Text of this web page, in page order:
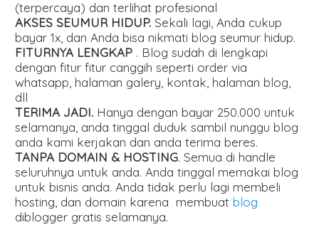
(terpercaya) dan terlihat profesional
AKSES SEUMUR HIDUP. Sekali lagi, Anda cukup
bayar 1x, dan Anda bisa nikmati blog seumur hidup.
FITURNYA LENGKAP . Blog sudah di lengkapi
dengan fitur fitur canggih seperti order via
whatsapp, halaman galery, kontak, halaman blog,
dll
TERIMA JADI. Hanya dengan bayar 250.000 untuk
selamanya, anda tinggal duduk sambil nunggu blog
anda kami kerjakan dan anda terima beres.
TANPA DOMAIN & HOSTING. Semua di handle
seluruhnya untuk anda. Anda tinggal memakai blog
untuk bisnis anda. Anda tidak perlu lagi membeli
hosting, dan domain karena membuatblog
diblogger gratis selamanya.